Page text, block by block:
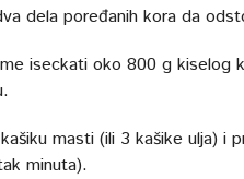
dela poređanih kora da
iseckati oko 800 g kiselog
masti (ili 3 kašike ulja) i
minuta).